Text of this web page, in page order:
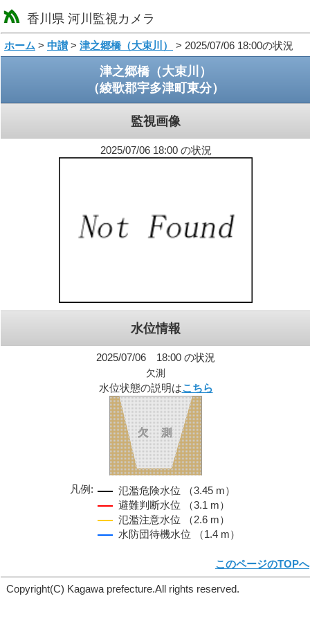
香川県 河川監視カメラ
ホーム > 中讃> 津之郷橋（大束川） > 2025/07/06 18:00の状況
津之郷橋（大束川）
（綾歌郡宇多津町東分）
監視画像
2025/07/06 18:00 の状況
水位情報
2025/07/06 18:00 の状況
欠測
水位状態の説明はこちら
凡例:
氾濫危険水位 （3.45 m）
避難判断水位 （3.1 m）
氾濫注意水位 （2.6 m）
水防団待機水位 （1.4 m）
このページのTOPへ
Copyright(C) Kagawa prefecture.All rights reserved.
loading